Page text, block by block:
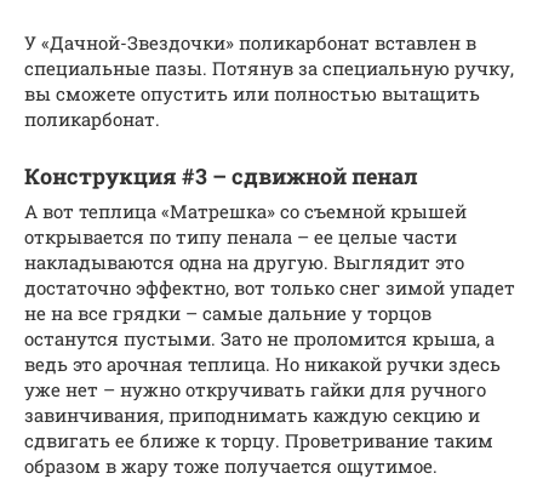
У «Дачной-Звездочки» поликарбонат вставлен в
специальные пазы. Потянув за специальную ручку,
вы сможете опустить или полностью вытащить
поликарбонат.
Конструкция #3 – сдвижной пенал
А вот теплица «Матрешка» со съемной крышей
открывается по типу пенала – ее целые части
накладываются одна на другую. Выглядит это
достаточно эффектно, вот только снег зимой упадет
не на все грядки – самые дальние у торцов
останутся пустыми. Зато не проломится крыша, а
ведь это арочная теплица. Но никакой ручки здесь
уже нет – нужно откручивать гайки для ручного
завинчивания, приподнимать каждую секцию и
сдвигать ее ближе к торцу. Проветривание таким
образом в жару тоже получается ощутимое.